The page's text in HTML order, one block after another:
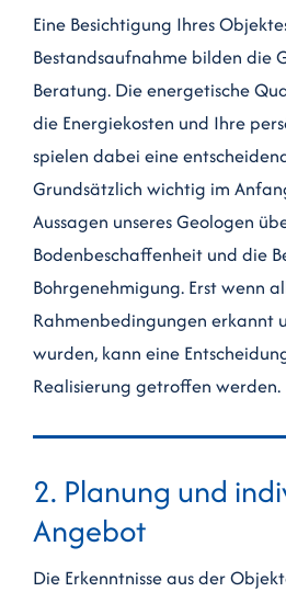
Eine Besichtigung Ihres
Bestandsaufnahme bilden die
Beratung. Die energetische
die Energiekosten und Ihre
spielen dabei eine
Grundsätzlich wichtig im
Aussagen unseres Geologen
Bodenbeschaffenheit und die
Bohrgenehmigung. Erst wenn
Rahmenbedingungen erkannt
wurden, kann eine
Realisierung getroffen werden.
2. Planung und
Angebot
Die Erkenntnisse aus der